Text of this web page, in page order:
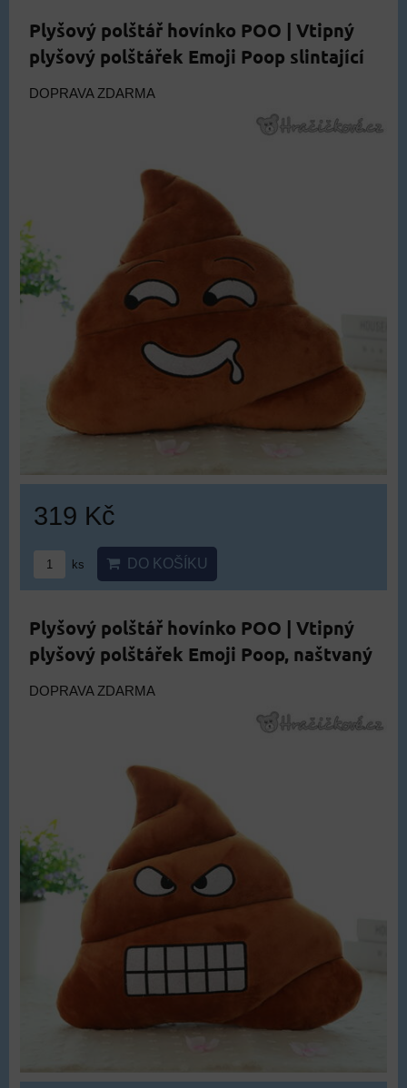
Plyšový polštář hovínko POO | Vtipný
plyšový polštářek Emoji Poop slintající
DOPRAVA ZDARMA
319 Kč
ks DO KOŠÍKU
Plyšový polštář hovínko POO | Vtipný
plyšový polštářek Emoji Poop, naštvaný
DOPRAVA ZDARMA